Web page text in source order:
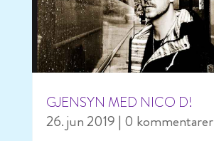
GJENSYN MED NICO D!
26. jun 2019 | 0 kommentarer